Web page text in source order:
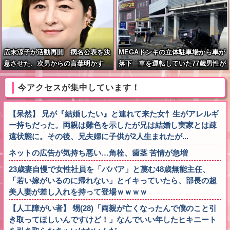
広末涼子が活動再開 病名公表を決
意させた、次男からの言葉明かす
MEGAドンキの立体駐車場から車が
落下 車を運転していた77歳男性が
意識不明 助手席の妻は腰を骨折
今アクセスが集中しています！
【呆然】 兄が『結婚したい』と連れて来た女忄生がアレルギ
ー持ちだった。両親は難色を示したが兄は結婚し実家とは疎
遠状態に。その後、兄夫婦に子供が2人生まれたが...
ネットの広告が気持ち悪い…角栓、歯茎 苦情が急増
23歳妻自慢で女性社員を「ババア」と蔑む48歳無能主任、
「若い嫁がいるのに帰れない」とイキっていたら、部長の超
美人妻が差し入れを持って登場ｗｗｗｗ
【人工障がい者】 甥(28)「両親が亡くなったんで僕のこと引
き取ってほしいんですけど！」なんでいい年したヒキニート